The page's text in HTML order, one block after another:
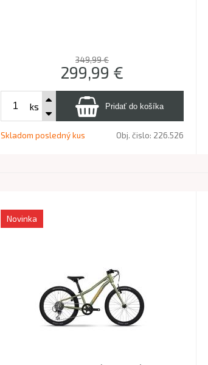
349,99 €
299,99 €
ks
Skladom posledný kus Obj. čislo: 226.526
Novinka